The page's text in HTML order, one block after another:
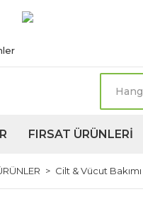
FIRSAT ÜRÜNLERİ
Cilt & Vücut Bakımı